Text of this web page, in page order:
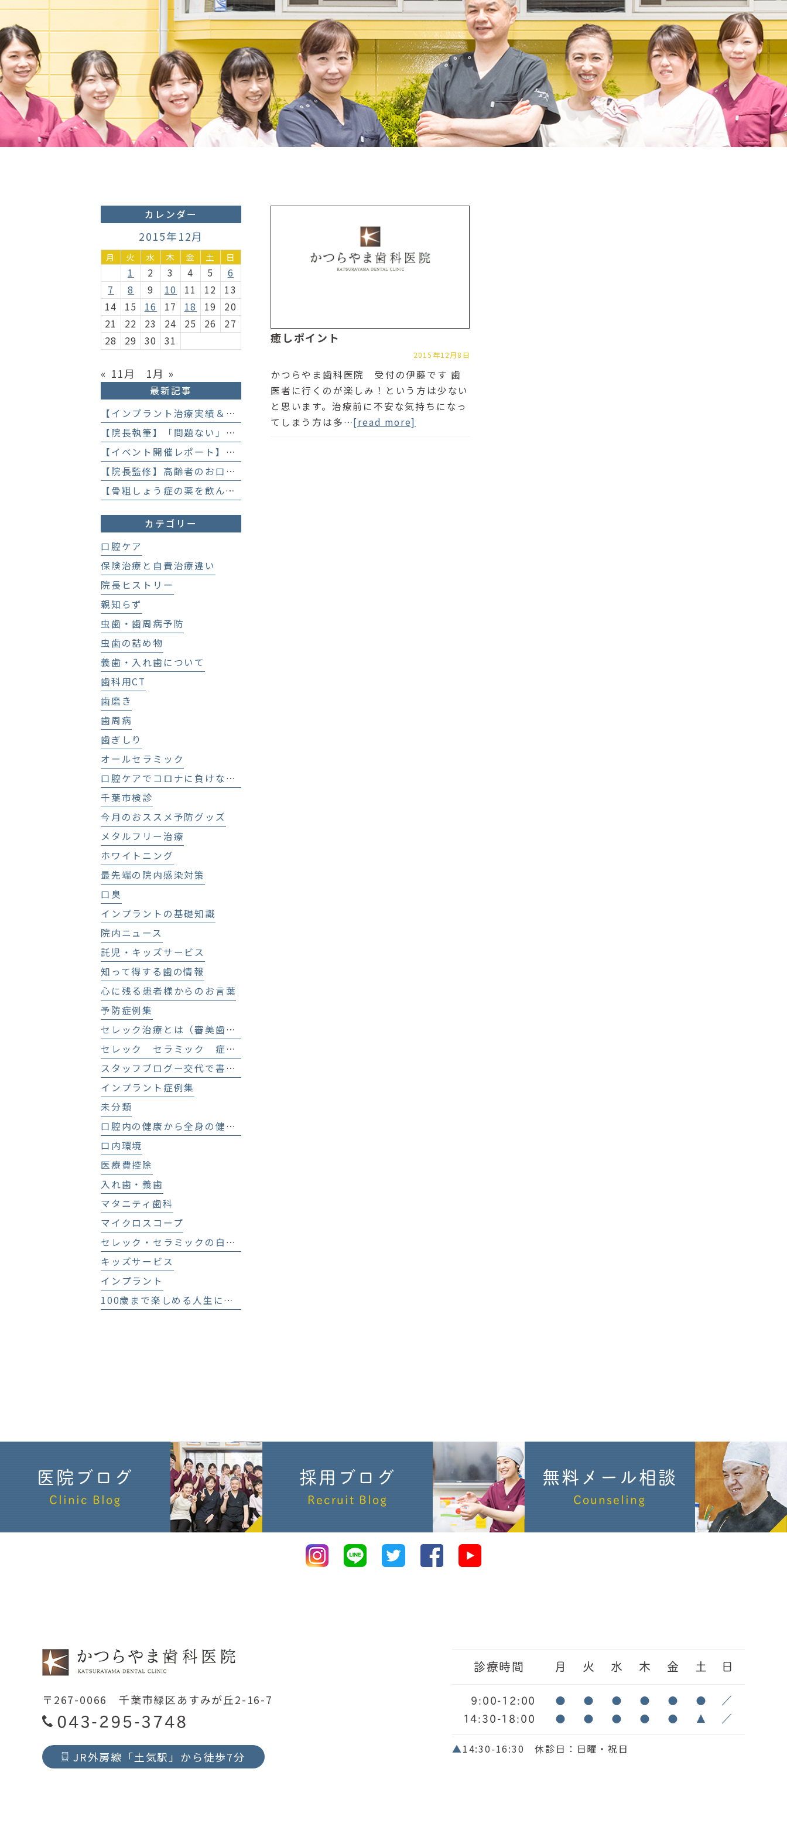
癒しポイント
2015年12月8日
かつらやま歯科医院 受付の伊藤です 歯
医者に行くのが楽しみ！という方は少ない
と思います。治療前に不安な気持ちになっ
てしまう方は多…[read more]
カレンダー
2015年12月
月 火 水 木 金 土 日
1 2 3 4 5
6
7
8 9 10 11 12
13
14
15 16 17 18 19
20
21
22 23 24 25 26
27
28
29 30 31
« 11月 1月 »
最新記事
【インプラント治療実績＆直筆アンケート】「歯医者が怖かった」トラウマを乗り越えて。70歳・介護士女性が手に入れた「晴れ晴れとした笑顔」と人生を支える噛み合わせ】
【院長執筆】「問題ない」と言われ続けた歯の違和感……60代女性が「80歳で20本の自前の歯」を守るために選んだ精密総合治療の全貌
【イベント開催レポート】笑顔がいっぱい！歯科衛生士×管理栄養士がお届けする「親子で楽しむむし歯になりにくいお菓子作り体験」】
【院長監修】高齢者のお口の健康が、全身の健康につながる理由。生涯おいしく食べるための「口内環境検査」とオーダーメイド予防】
【骨粗しょう症の薬を飲んでいても抜歯はできる？】顎骨壊死を防ぐために大切な口腔管理について
カテゴリー
口腔ケア
保険治療と自費治療違い
院長ヒストリー
親知らず
虫歯・歯周病予防
虫歯の詰め物
義歯・入れ歯について
歯科用CT
歯磨き
歯周病
歯ぎしり
オールセラミック
口腔ケアでコロナに負けない！
千葉市検診
今月のおススメ予防グッズ
メタルフリー治療
ホワイトニング
最先端の院内感染対策
口臭
インプラントの基礎知識
院内ニュース
託児・キッズサービス
知って得する歯の情報
心に残る患者様からのお言葉
予防症例集
セレック治療とは（審美歯科、セラミック治療）
セレック セラミック 症例集
スタッフブログー交代で書いてます！－
インプラント症例集
未分類
口腔内の健康から全身の健康へ
口内環境
医療費控除
入れ歯・義歯
マタニティ歯科
マイクロスコープ
セレック・セラミックの白い歯
キッズサービス
インプラント
100歳まで楽しめる人生にする歯科医療
医院ブログ
Clinic Blog
採用ブログ
Recruit Blog
無料メール相談
Counseling
〒267-0066 千葉市緑区あすみが丘2-16-7
043-295-3748
JR外房線「土気駅」から徒歩7分
診療時間 月 火 水 木 金 土 日
9:00-12:00 ● ● ● ● ● ●
／
14:30-18:00
● ● ● ● ● ▲ ／
▲14:30-16:30 休診日：日曜・祝日